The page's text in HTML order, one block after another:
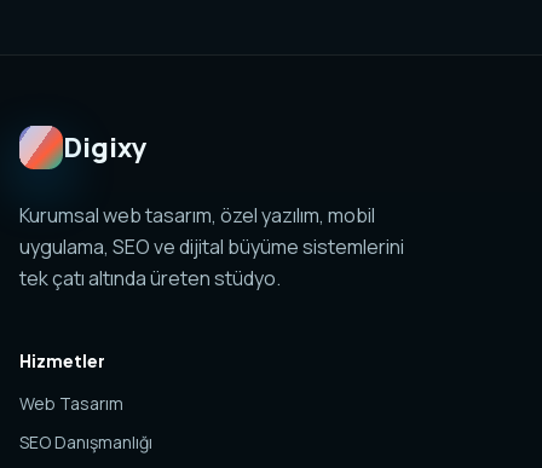
Digixy
Kurumsal web tasarım, özel yazılım, mobil
uygulama, SEO ve dijital büyüme sistemlerini
tek çatı altında üreten stüdyo.
Hizmetler
Web Tasarım
SEO Danışmanlığı